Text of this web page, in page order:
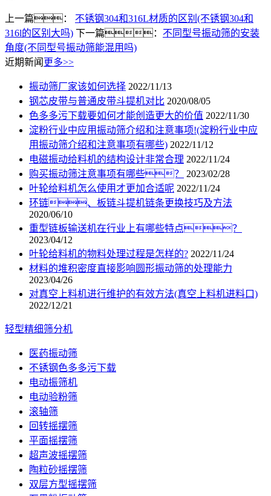
上一篇： 不锈钢304和316L材质的区别(不锈钢304和
316l的区别大吗) 下一篇： 不同型号振动筛的安装
角度(不同型号振动筛能混用吗)
近期新闻 更多>>
振动筛厂家该如何选择 2022/11/13
钢芯皮带与普通皮带斗提机对比 2020/08/05
色多多污下载要如何才能创造更大的价值 2022/11/30
淀粉行业中应用振动筛介绍和注意事项!(淀粉行业中应
用振动筛介绍和注意事项有哪些) 2022/11/12
电磁振动给料机的结构设计非常合理 2022/11/24
购买振动筛注意事项有哪些？
2023/02/28
叶轮给料机怎么使用才更加合适呢 2022/11/24
环链、板链斗提机链条更换技巧及方法
2020/06/10
重型链板输送机在行业上有哪些特点？
2023/04/12
叶轮给料机的物料处理过程是怎样的? 2022/11/24
材料的堆积密度直接影响圆形振动筛的处理能力
2023/04/26
对真空上料机进行维护的有效方法(真空上料机进料口)
2022/12/21
轻型精细筛分机
医药振动筛
不锈钢色多多污下载
电动振筛机
电动验粉筛
滚轴筛
回转摇摆筛
平面摇摆筛
超声波摇摆筛
陶粒砂摇摆筛
双层方型摇摆筛